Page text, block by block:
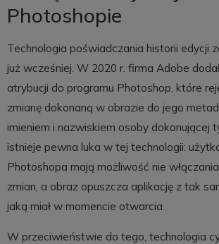
Photoshopie
Technologia poświadczania historii edycji
już wcześniej. W 2020 r. firma Adobe
atrybucji do programu Photoshop, które
zmianę dokonaną w obrazie do jego
imieniem i nazwiskiem osoby dokonującej
istnieje pewna luka w tej technologii:
Photoshopa mają możliwość nie
zmian, a obraz opuszcza aplikację z tak
jaką miał w momencie otwarcia.
W przeciwieństwie do tego, technologia